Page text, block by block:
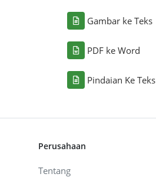
Gambar ke Teks
PDF ke Word
Pindaian Ke Teks
Perusahaan
Tentang